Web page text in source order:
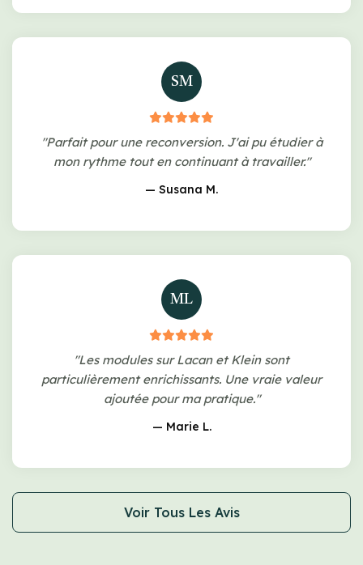
SM
"Parfait pour une reconversion. J'ai pu étudier à
mon rythme tout en continuant à travailler."
— Susana M.
ML
"Les modules sur Lacan et Klein sont
particulièrement enrichissants. Une vraie valeur
ajoutée pour ma pratique."
— Marie L.
Voir Tous Les Avis